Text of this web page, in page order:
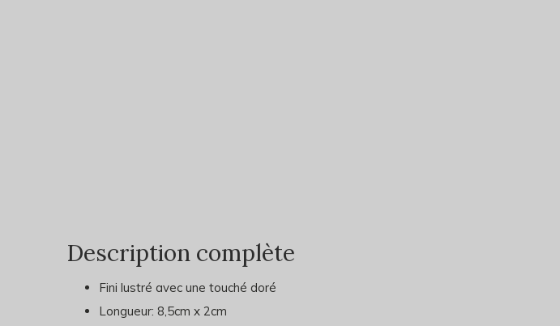
Description complète
Fini lustré avec une touché doré
Longueur: 8,5cm x 2cm